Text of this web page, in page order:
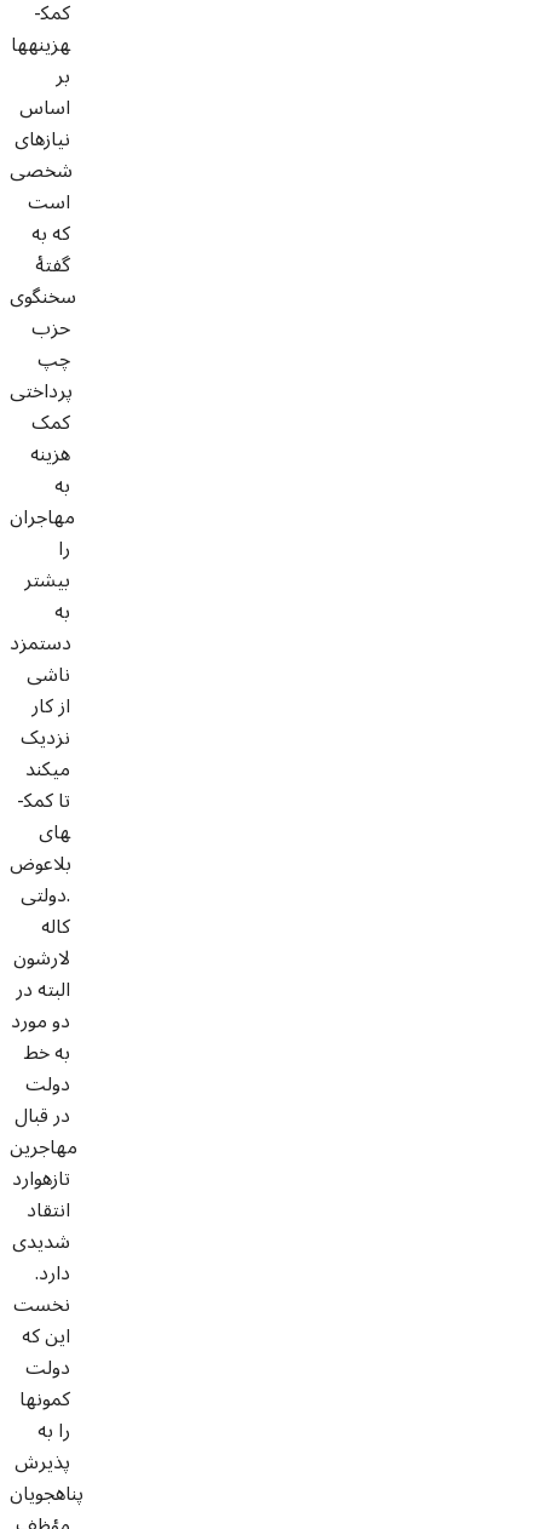
کمک­
هزینه­ها
بر
اساس
نیازهای
شخصی
است
که به
گفتۀ
سخنگوی
حزب
چپ
پرداختی
کمک
هزینه
به
مهاجران
را
بیشتر
به
دستمزد
ناشی
از کار
نزدیک
می­کند
تا کمک­
های
بلاعوض
دولتی.
کاله
لارشون
البته در
دو مورد
به خط
دولت
در قبال
مهاجرین
تازه­وارد
انتقاد
شدیدی
دارد.
نخست
این که
دولت
کمون­ها
را به
پذیرش
پناهجویان